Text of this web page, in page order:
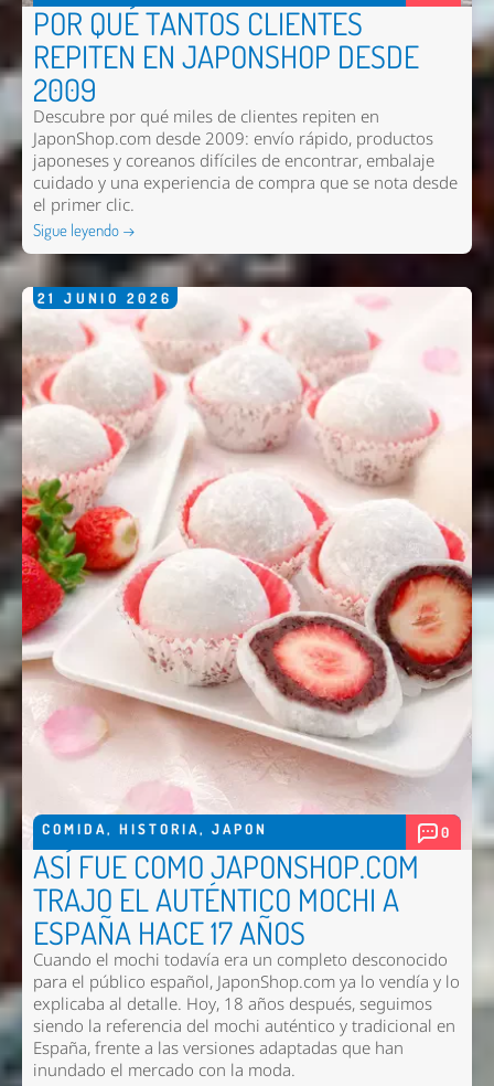
POR QUÉ TANTOS CLIENTES
REPITEN EN JAPONSHOP DESDE
2009
Descubre por qué miles de clientes repiten en
JaponShop.com desde 2009: envío rápido, productos
japoneses y coreanos difíciles de encontrar, embalaje
cuidado y una experiencia de compra que se nota desde
el primer clic.
Sigue leyendo →
21 JUNIO 2026
COMIDA, HISTORIA, JAPON 0
ASÍ FUE COMO JAPONSHOP.COM
TRAJO EL AUTÉNTICO MOCHI A
ESPAÑA HACE 17 AÑOS
Cuando el mochi todavía era un completo desconocido
para el público español, JaponShop.com ya lo vendía y lo
explicaba al detalle. Hoy, 18 años después, seguimos
siendo la referencia del mochi auténtico y tradicional en
España, frente a las versiones adaptadas que han
inundado el mercado con la moda.